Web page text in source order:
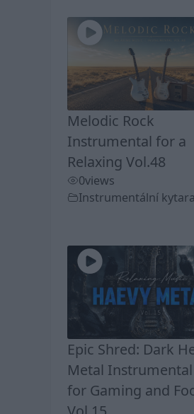
Melodic Rock
Instrumental for a
Relaxing Vol.48
0views
Instrumentální kytara
Epic Shred: Dark
Metal
for Gaming and